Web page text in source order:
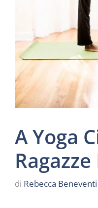
A Yoga
di Rebecca Beneventi